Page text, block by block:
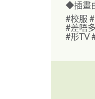
◆插畫
#校服
#差唔
#形TV